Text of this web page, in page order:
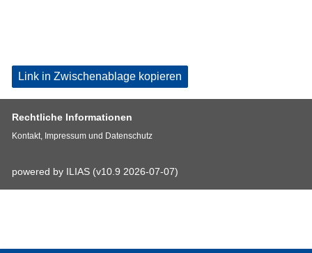
Link in Zwischenablage kopieren
Rechtliche Informationen
Kontakt, Impressum und Datenschutz
powered by ILIAS (v10.9 2026-07-07)